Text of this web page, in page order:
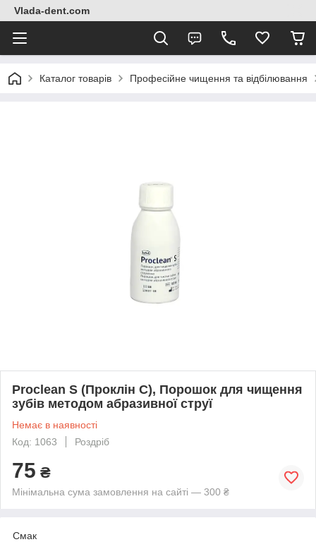
Vlada-dent.com
Каталог товарів Професійне чищення та відбілювання
Proclean S (Проклін С), Порошок для чищення
зубів методом абразивної струї
Немає в наявності
Код: 1063
Роздріб
75 ₴
Мінімальна сума замовлення на сайті — 300 ₴
Смак